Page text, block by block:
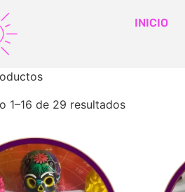
INICIO
1–16 de 29 resultados